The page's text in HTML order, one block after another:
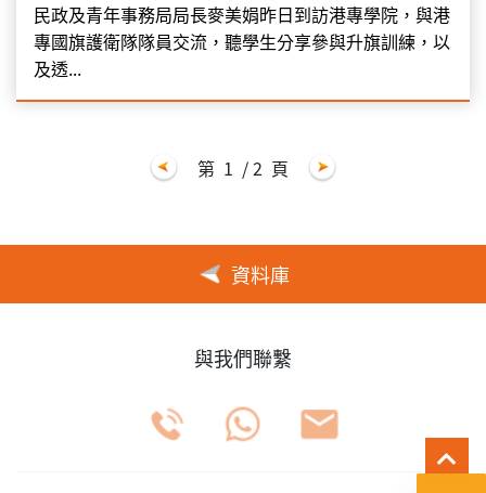
民政及青年事務局局長麥美娟昨日到訪港專學院，與港
專國旗護衛隊隊員交流，聽學生分享參與升旗訓練，以
及透...
第 1 / 2 頁
資料庫
與我們聯繫